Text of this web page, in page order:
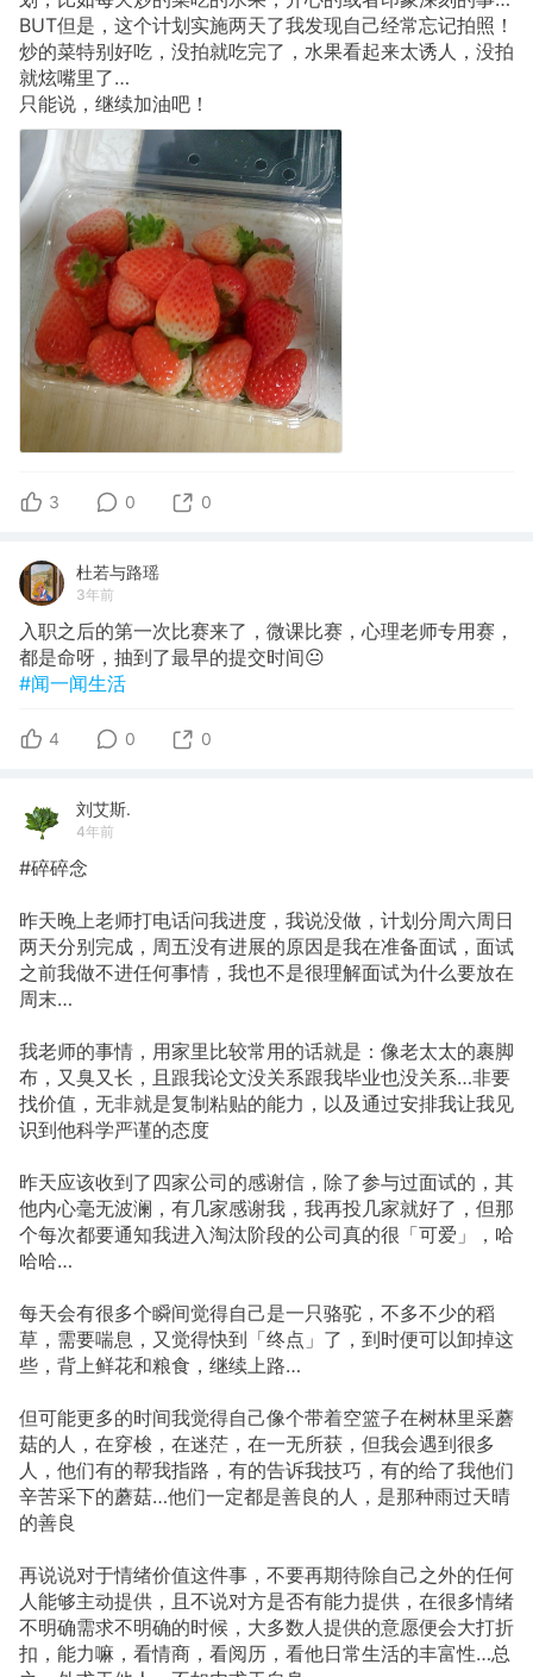
BUT但是，这个计划实施两天了我发现自己经常忘记拍照！
炒的菜特别好吃，没拍就吃完了，水果看起来太诱人，没拍
就炫嘴里了…
只能说，继续加油吧！
3 0 0
杜若与路瑶
3年前
入职之后的第一次比赛来了，微课比赛，心理老师专用赛，
都是命呀，抽到了最早的提交时间😐
#闻一闻生活
4 0 0
刘艾斯.
4年前
#碎碎念
昨天晚上老师打电话问我进度，我说没做，计划分周六周日
两天分别完成，周五没有进展的原因是我在准备面试，面试
之前我做不进任何事情，我也不是很理解面试为什么要放在
周末…
我老师的事情，用家里比较常用的话就是：像老太太的裹脚
布，又臭又长，且跟我论文没关系跟我毕业也没关系…非要
找价值，无非就是复制粘贴的能力，以及通过安排我让我见
识到他科学严谨的态度
昨天应该收到了四家公司的感谢信，除了参与过面试的，其
他内心毫无波澜，有几家感谢我，我再投几家就好了，但那
个每次都要通知我进入淘汰阶段的公司真的很「可爱」，哈
哈哈…
每天会有很多个瞬间觉得自己是一只骆驼，不多不少的稻
草，需要喘息，又觉得快到「终点」了，到时便可以卸掉这
些，背上鲜花和粮食，继续上路…
但可能更多的时间我觉得自己像个带着空篮子在树林里采蘑
菇的人，在穿梭，在迷茫，在一无所获，但我会遇到很多
人，他们有的帮我指路，有的告诉我技巧，有的给了我他们
辛苦采下的蘑菇…他们一定都是善良的人，是那种雨过天晴
的善良
再说说对于情绪价值这件事，不要再期待除自己之外的任何
人能够主动提供，且不说对方是否有能力提供，在很多情绪
不明确需求不明确的时候，大多数人提供的意愿便会大打折
扣，能力嘛，看情商，看阅历，看他日常生活的丰富性…总